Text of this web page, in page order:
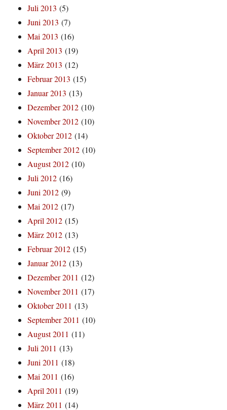
Juli 2013 (5)
Juni 2013 (7)
Mai 2013 (16)
April 2013 (19)
März 2013 (12)
Februar 2013 (15)
Januar 2013 (13)
Dezember 2012 (10)
November 2012 (10)
Oktober 2012 (14)
September 2012 (10)
August 2012 (10)
Juli 2012 (16)
Juni 2012 (9)
Mai 2012 (17)
April 2012 (15)
März 2012 (13)
Februar 2012 (15)
Januar 2012 (13)
Dezember 2011 (12)
November 2011 (17)
Oktober 2011 (13)
September 2011 (10)
August 2011 (11)
Juli 2011 (13)
Juni 2011 (18)
Mai 2011 (16)
April 2011 (19)
März 2011 (14)